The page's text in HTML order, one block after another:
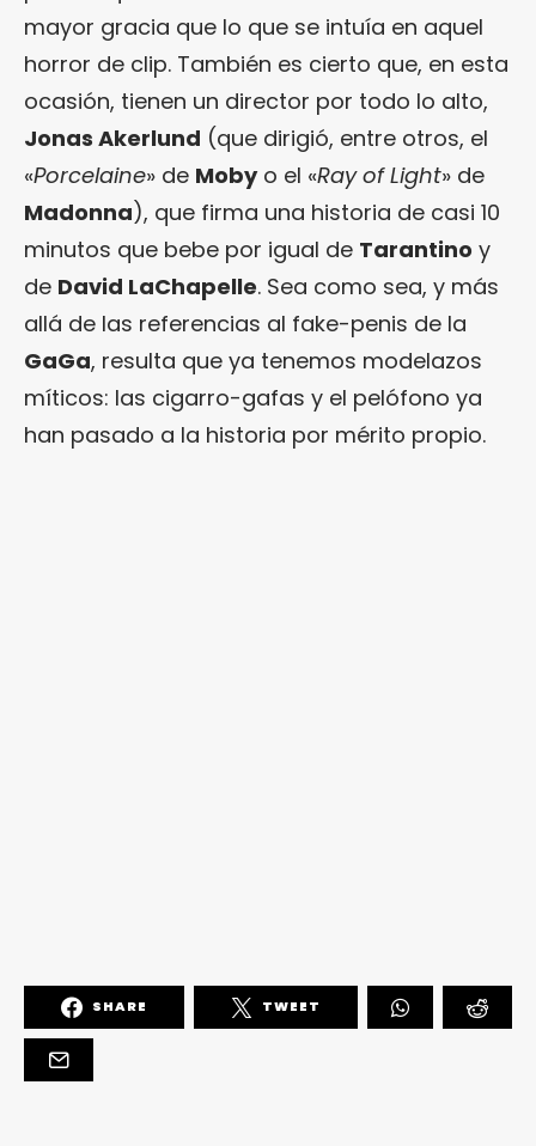
mayor gracia que lo que se intuía en aquel
horror de clip. También es cierto que, en esta
ocasión, tienen un director por todo lo alto,
Jonas Akerlund (que dirigió, entre otros, el
«Porcelaine» de Mobyo el «Ray of Light» de
Madonna), que firma una historia de casi 10
minutos que bebe por igual de Tarantino y
de David LaChapelle. Sea como sea, y más
allá de las referencias al fake-penis de la
GaGa, resulta que ya tenemos modelazos
míticos: las cigarro-gafas y el pelófono ya
han pasado a la historia por mérito propio.
SHARE TWEET